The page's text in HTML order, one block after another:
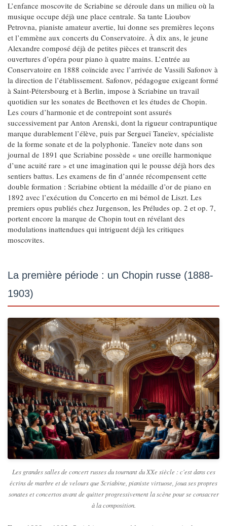
L’enfance moscovite de Scriabine se déroule dans un milieu où la
musique occupe déjà une place centrale. Sa tante Lioubov
Petrovna, pianiste amateur avertie, lui donne ses premières leçons
et l’emmène aux concerts du Conservatoire. À dix ans, le jeune
Alexandre composé déjà de petites pièces et transcrit des
ouvertures d’opéra pour piano à quatre mains. L’entrée au
Conservatoire en 1888 coïncide avec l’arrivée de Vassili Safonov à
la direction de l’établissement. Safonov, pédagogue exigeant formé
à Saint-Pétersbourg et à Berlin, impose à Scriabine un travail
quotidien sur les sonates de Beethoven et les études de Chopin.
Les cours d’harmonie et de contrepoint sont assurés
successivement par Anton Arenski, dont la rigueur contrapuntique
marque durablement l’élève, puis par Sergueï Taneïev, spécialiste
de la forme sonate et de la polyphonie. Taneïev note dans son
journal de 1891 que Scriabine possède « une oreille harmonique
d’une acuité rare » et une imagination qui le pousse déjà hors des
sentiers battus. Les examens de fin d’année récompensent cette
double formation : Scriabine obtient la médaille d’or de piano en
1892 avec l’exécution du Concerto en mi bémol de Liszt. Les
premiers opus publiés chez Jurgenson, les Préludes op. 2 et op. 7,
portent encore la marque de Chopin tout en révélant des
modulations inattendues qui intriguent déjà les critiques
moscovites.
La première période : un Chopin russe (1888-
1903)
Les grandes salles de concert russes du tournant du XXe siècle : c'est dans ces
écrins de marbre et de velours que Scriabine, pianiste virtuose, joua ses propres
sonates et concertos avant de quitter progressivement la scène pour se consacrer
à la composition.